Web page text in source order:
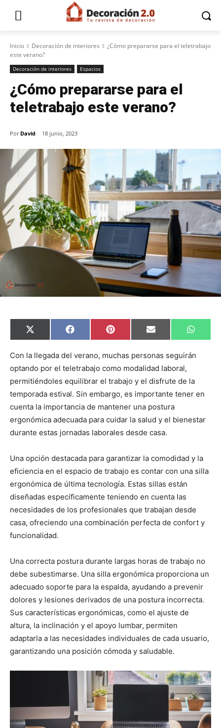
Inicio Decoración de interiores
¿Cómo prepararse para el teletrabajo
este verano?
Decoración de interiores Espacios
¿Cómo prepararse para el
teletrabajo este verano?
Por David 18 junio, 2023
C
o
p
r
t
i
r
e
n
X
(
w
t
t
e
r
)
C
o
p
r
i
e
n
F
a
e
o
o
k
C
o
p
r
i
r
e
n
P
i
t
r
e
s
t
C
o
p
r
t
i
r
e
n
E
m
i
C
o
p
i
r
e
W
h
t
p
Con la llegada del verano, muchas personas seguirán
optando por el teletrabajo como modalidad laboral,
permitiéndoles equilibrar el trabajo y el disfrute de la
temporada estival. Sin embargo, es importante tener en
cuenta la importancia de mantener una postura
ergonómica adecuada para cuidar la salud y el bienestar
durante estas jornadas laborales desde casa.
Una opción destacada para garantizar la comodidad y la
eficiencia en el espacio de trabajo es contar con una silla
ergonómica de última tecnología. Estas sillas están
diseñadas específicamente teniendo en cuenta las
necesidades de los profesionales que trabajan desde
casa, ofreciendo una combinación perfecta de confort y
funcionalidad.
Una correcta postura durante largas horas de trabajo no
debe subestimarse. Una silla ergonómica proporciona un
adecuado soporte para la espalda, ayudando a prevenir
dolores y lesiones derivados de una postura incorrecta.
Sus características ergonómicas, como el ajuste de
altura, la inclinación y el apoyo lumbar, permiten
adaptarla a las necesidades individuales de cada usuario,
garantizando una posición cómoda y saludable.